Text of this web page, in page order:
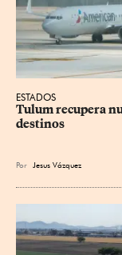
ESTADOS
Tulum recupera
destinos
Por Jesus Vázquez